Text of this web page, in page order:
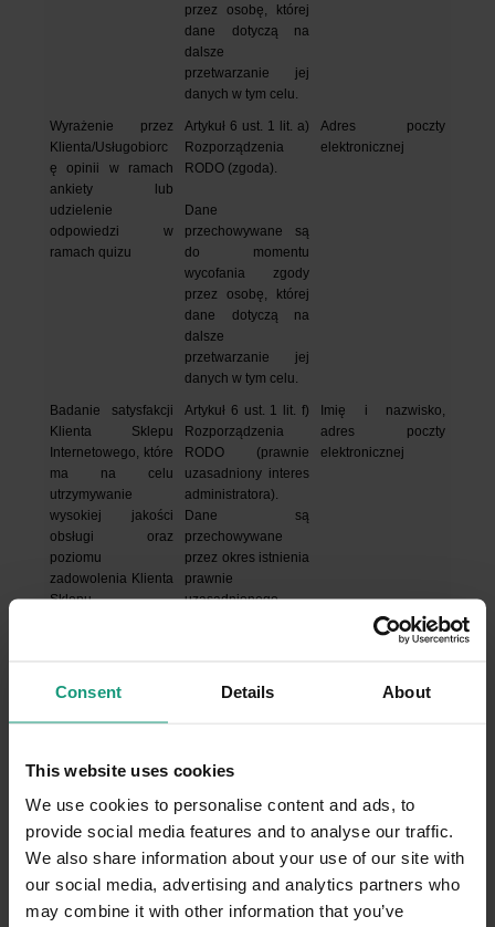
Consent Details About
This website uses cookies
We use cookies to personalise content and ads, to
provide social media features and to analyse our traffic.
We also share information about your use of our site with
our social media, advertising and analytics partners who
may combine it with other information that you’ve
przez osobę, której
dane dotyczą na
dalsze
przetwarzanie jej
danych w tym celu.
Wyrażenie przez
Klienta/Usługobiorc
ę opinii w ramach
ankiety lub
udzielenie
odpowiedzi w
ramach quizu
Artykuł 6 ust. 1 lit. a)
Rozporządzenia
RODO (zgoda).
Dane
przechowywane są
do momentu
wycofania zgody
przez osobę, której
dane dotyczą na
dalsze
przetwarzanie jej
danych w tym celu.
Adres poczty
elektronicznej
Badanie satysfakcji
Klienta Sklepu
Internetowego, które
ma na celu
utrzymywanie
wysokiej jakości
obsługi oraz
poziomu
zadowolenia Klienta
Sklepu
Artykuł 6 ust. 1 lit. f)
Rozporządzenia
RODO (prawnie
uzasadniony interes
administratora).
Dane są
przechowywane
przez okres istnienia
prawnie
uzasadnionego
Administratora, nie
roszczeń w stosunku
dane dotyczą, z
tytułu prowadzonej
przez Administratora
gospodarczej. Okres
przedawnienia
Imię i nazwisko,
adres poczty
elektronicznej